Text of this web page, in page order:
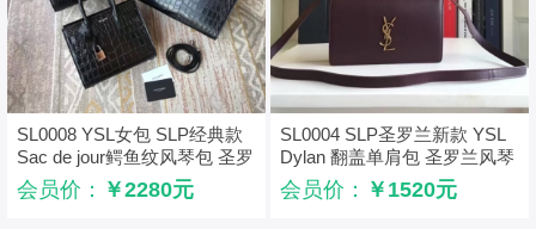
SL0008 YSL女包 SLP经典款
Sac de jour鳄鱼纹风琴包 圣罗
兰2017年新款手提包 黑色
会员价： ￥2280元
SL0004 SLP圣罗兰新款 YSL
Dylan 翻盖单肩包 圣罗兰风琴
包
会员价： ￥1520元